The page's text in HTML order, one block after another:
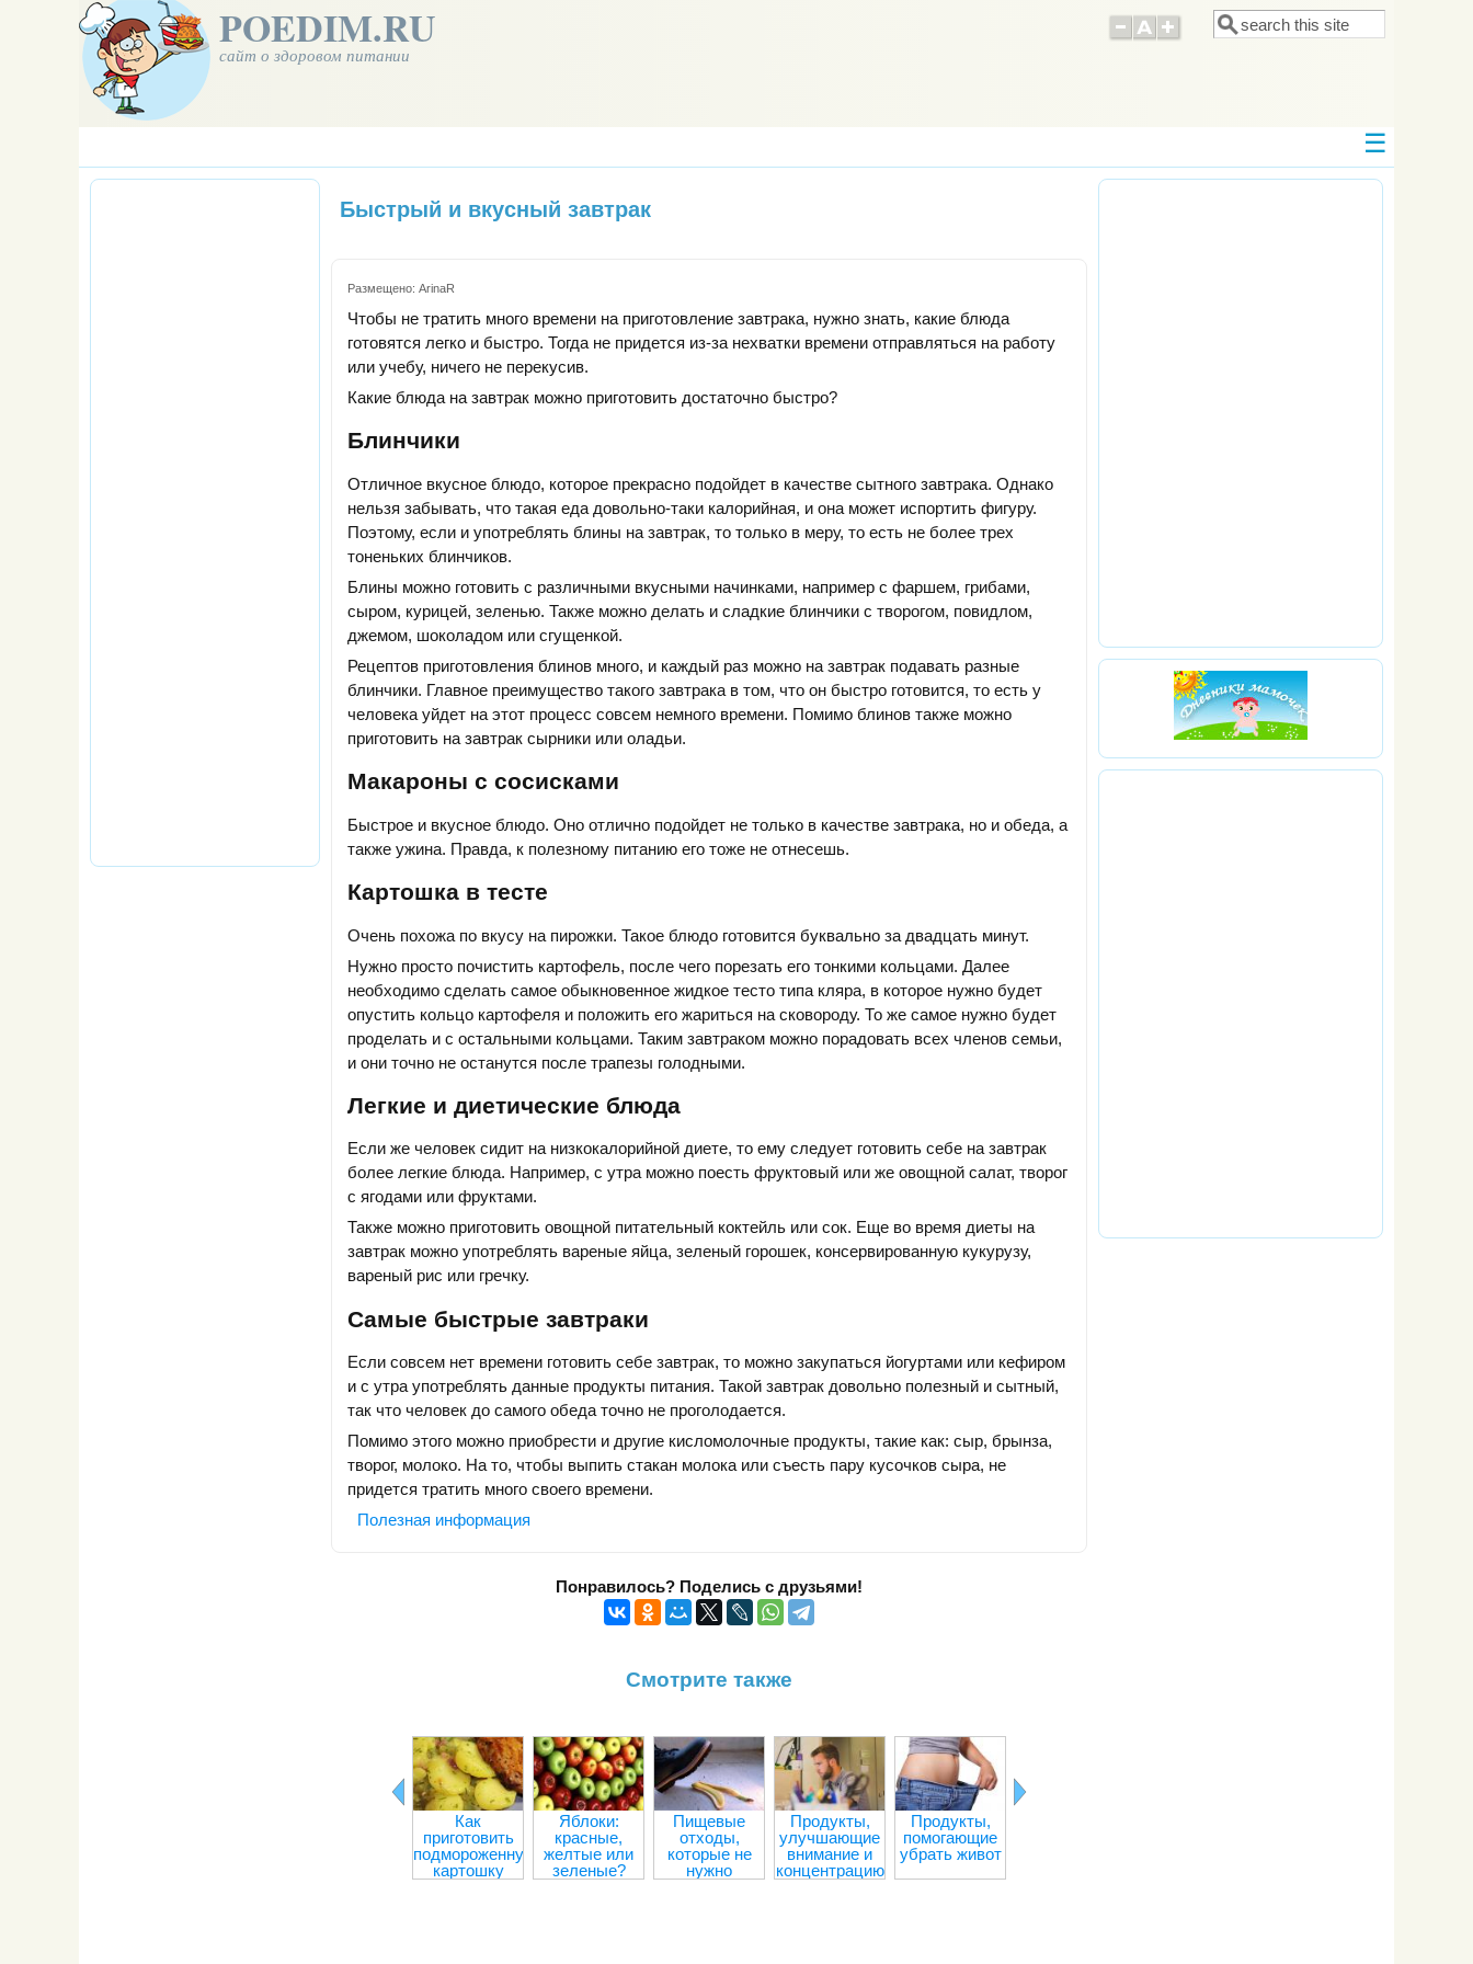
POEDIM.RU
сайт о здоровом питании
Форма поиска
Поиск
Быстрый и вкусный завтрак
Размещено: ArinaR
Чтобы не тратить много времени на приготовление завтрака, нужно знать, какие блюда
готовятся легко и быстро. Тогда не придется из-за нехватки времени отправляться на работу
или учебу, ничего не перекусив.
Какие блюда на завтрак можно приготовить достаточно быстро?
Блинчики
Отличное вкусное блюдо, которое прекрасно подойдет в качестве сытного завтрака. Однако
нельзя забывать, что такая еда довольно-таки калорийная, и она может испортить фигуру.
Поэтому, если и употреблять блины на завтрак, то только в меру, то есть не более трех
тоненьких блинчиков.
Блины можно готовить с различными вкусными начинками, например с фаршем, грибами,
сыром, курицей, зеленью. Также можно делать и сладкие блинчики с творогом, повидлом,
джемом, шоколадом или сгущенкой.
Рецептов приготовления блинов много, и каждый раз можно на завтрак подавать разные
блинчики. Главное преимущество такого завтрака в том, что он быстро готовится, то есть у
человека уйдет на этот процесс совсем немного времени. Помимо блинов также можно
приготовить на завтрак сырники или оладьи.
Макароны с сосисками
Быстрое и вкусное блюдо. Оно отлично подойдет не только в качестве завтрака, но и обеда, а
также ужина. Правда, к полезному питанию его тоже не отнесешь.
Картошка в тесте
Очень похожа по вкусу на пирожки. Такое блюдо готовится буквально за двадцать минут.
Нужно просто почистить картофель, после чего порезать его тонкими кольцами. Далее
необходимо сделать самое обыкновенное жидкое тесто типа кляра, в которое нужно будет
опустить кольцо картофеля и положить его жариться на сковороду. То же самое нужно будет
проделать и с остальными кольцами. Таким завтраком можно порадовать всех членов семьи,
и они точно не останутся после трапезы голодными.
Легкие и диетические блюда
Если же человек сидит на низкокалорийной диете, то ему следует готовить себе на завтрак
более легкие блюда. Например, с утра можно поесть фруктовый или же овощной салат, творог
с ягодами или фруктами.
Также можно приготовить овощной питательный коктейль или сок. Еще во время диеты на
завтрак можно употреблять вареные яйца, зеленый горошек, консервированную кукурузу,
вареный рис или гречку.
Самые быстрые завтраки
Если совсем нет времени готовить себе завтрак, то можно закупаться йогуртами или кефиром
и с утра употреблять данные продукты питания. Такой завтрак довольно полезный и сытный,
так что человек до самого обеда точно не проголодается.
Помимо этого можно приобрести и другие кисломолочные продукты, такие как: сыр, брынза,
творог, молоко. На то, чтобы выпить стакан молока или съесть пару кусочков сыра, не
придется тратить много своего времени.
Полезная информация
Понравилось? Поделись с друзьями!
Смотрите также
Как
приготовить
подмороженную
картошку
Яблоки:
красные,
желтые или
зеленые?
Пищевые
отходы,
которые не
нужно
Продукты,
улучшающие
внимание и
концентрацию
Продукты,
помогающие
убрать живот